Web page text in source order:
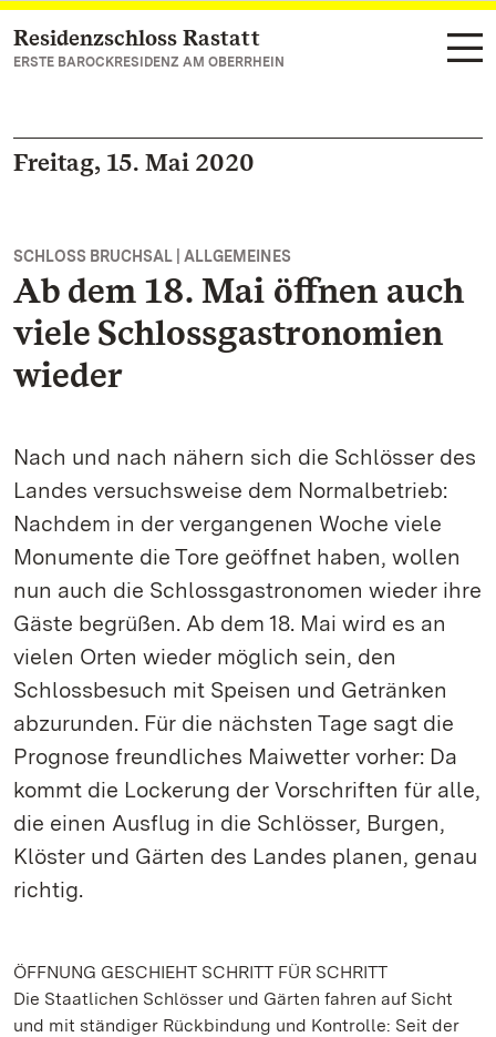
Zum Hauptinhalt springen
Residenzschloss Rastatt
ERSTE BAROCKRESIDENZ AM OBERRHEIN
Freitag, 15. Mai 2020
SCHLOSS BRUCHSAL | ALLGEMEINES
Ab dem 18. Mai öffnen auch
viele Schlossgastronomien
wieder
Nach und nach nähern sich die Schlösser des
Landes versuchsweise dem Normalbetrieb:
Nachdem in der vergangenen Woche viele
Monumente die Tore geöffnet haben, wollen
nun auch die Schlossgastronomen wieder ihre
Gäste begrüßen. Ab dem 18. Mai wird es an
vielen Orten wieder möglich sein, den
Schlossbesuch mit Speisen und Getränken
abzurunden. Für die nächsten Tage sagt die
Prognose freundliches Maiwetter vorher: Da
kommt die Lockerung der Vorschriften für alle,
die einen Ausflug in die Schlösser, Burgen,
Klöster und Gärten des Landes planen, genau
richtig.
ÖFFNUNG GESCHIEHT SCHRITT FÜR SCHRITT
Die Staatlichen Schlösser und Gärten fahren auf Sicht
und mit ständiger Rückbindung und Kontrolle: Seit der